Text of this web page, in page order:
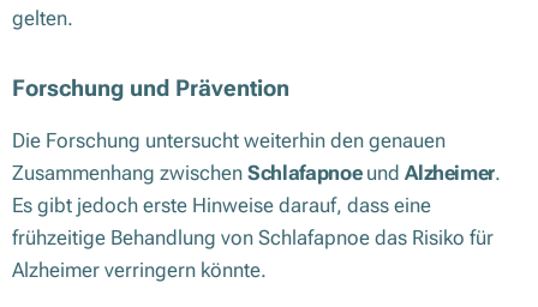
gelten.
Forschung und Prävention
Die Forschung untersucht weiterhin den genauen
Zusammenhang zwischen SchlafapnoeundAlzheimer.
Es gibt jedoch erste Hinweise darauf, dass eine
frühzeitige Behandlung von Schlafapnoe das Risiko für
Alzheimer verringern könnte.